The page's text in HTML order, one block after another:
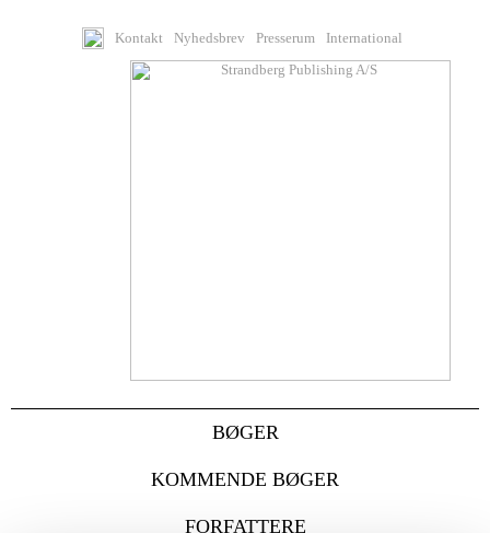
Kontakt Nyhedsbrev Presserum International
BØGER
KOMMENDE BØGER
FORFATTERE